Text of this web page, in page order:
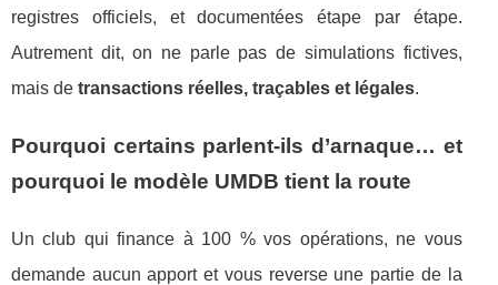
registres officiels, et documentées étape par étape.
Autrement dit, on ne parle pas de simulations fictives,
mais de transactions réelles, traçables et légales.
Pourquoi certains parlent-ils d’arnaque… et
pourquoi le modèle UMDB tient la route
Un club qui finance à 100 % vos opérations, ne vous
demande aucun apport et vous reverse une partie de la